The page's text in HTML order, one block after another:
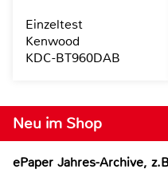
Neu im Shop
ePaper Jahres-Archive,
Einzeltest
Kenwood
KDC-BT960DAB